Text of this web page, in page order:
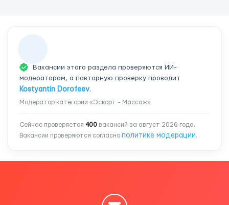
Вакансии этого раздела проверяются ИИ-
модератором, а повторную проверку проводит
Kostyantin Dorofeev.
Модератор категории «Эскорт - Массаж»
Сейчас проверяется 400 вакансий за август 2026 года.
Вакансии проверяются согласно политике модерации.